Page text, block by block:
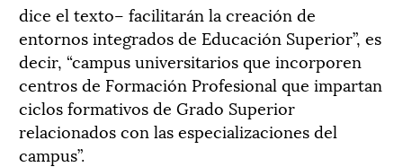
dice el texto– facilitarán la creación de
entornos integrados de Educación Superior”, es
decir, “campus universitarios que incorporen
centros de Formación Profesional que impartan
ciclos formativos de Grado Superior
relacionados con las especializaciones del
campus”.